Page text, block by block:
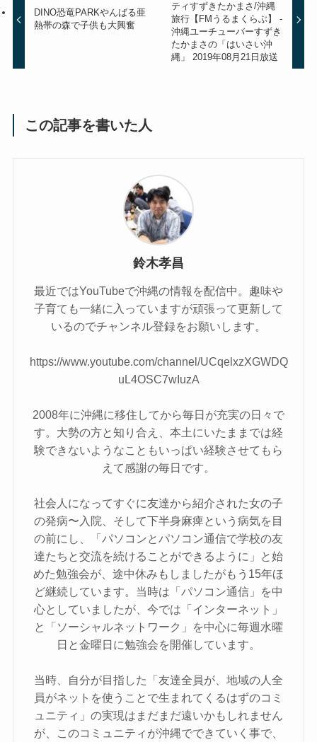
DINO恐竜PARKやんばる亜
熱帯の森で子供も大興奮
ティすずきたかまさ/沖縄
旅行【FMうるまくらぶ】 -
沖縄ユーチューバーすずき
たかまさの「はいさい沖
縄」 2019年08月21日放送
この記事を書いた人
鈴木孝昌
最近ではYouTubeで沖縄の情報を配信中。趣味や
子育ても一緒に入っていますが頑張って更新して
いるのでチャンネル登録をお願いします。
https://www.youtube.com/channel/UCqelxzXGWDQ
uL4OSC7wIuzA
2008年に沖縄に移住してから毎日が充実の日々で
す。大勢の方と知り合え、本土にいたままでは経
験できないようなこともいっぱい経験させてもら
えて感謝の毎日です。
社会人になってすぐに友達から紹介された女の子
の発病〜入院、そして下半身麻痺という病気を目
の前にし、「パソコンとパソコン通信で学校の友
達たちと交流を続けることができるように」と始
めた勉強会が、途中休みもしましたがもう15年ほ
ど継続しています。当時は「パソコン通信」を中
心としていましたが、今では「インターネット」
と「ソーシャルネットワーク」を中心に毎週水曜
日と金曜日に勉強会を開催しています。
当時、自分が目指した「友達全員が、地域の人全
員がネットを使うことで生まれてくるはずのコミ
ュニティ」の実現はまだまだ遠いかもしれません
が、このコミュニティが沖縄でできていく事で、